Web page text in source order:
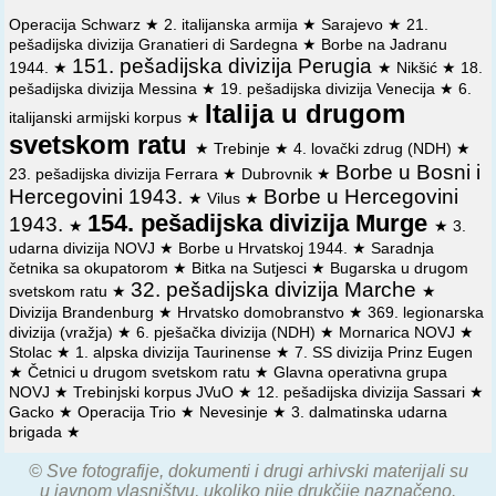
Operacija Schwarz ★ 2. italijanska armija ★Sarajevo ★ 21.
pešadijska divizija Granatieri di Sardegna ★ Borbe na Jadranu
1944. ★ 151. pešadijska divizija Perugia ★ Nikšić ★ 18.
pešadijska divizija Messina ★ 19. pešadijska divizija Venecija ★6.
italijanski armijski korpus ★ Italija u drugom
svetskom ratu
★Trebinje ★4. lovački zdrug (NDH) ★
23. pešadijska divizija Ferrara ★ Dubrovnik ★ Borbe u Bosni i
Hercegovini 1943. ★Vilus ★ Borbe u Hercegovini
1943. ★ 154. pešadijska divizija Murge ★3.
udarna divizija NOVJ ★ Borbe u Hrvatskoj 1944. ★Saradnja
četnika sa okupatorom ★ Bitka na Sutjesci ★ Bugarska u drugom
svetskom ratu ★32. pešadijska divizija Marche ★
Divizija Brandenburg ★ Hrvatsko domobranstvo ★369. legionarska
divizija (vražja) ★6. pješačka divizija (NDH) ★ Mornarica NOVJ ★
Stolac ★ 1. alpska divizija Taurinense ★7. SS divizija Prinz Eugen
★Četnici u drugom svetskom ratu ★Glavna operativna grupa
NOVJ ★Trebinjski korpus JVuO ★ 12. pešadijska divizija Sassari ★
Gacko ★Operacija Trio ★ Nevesinje ★3. dalmatinska udarna
brigada ★
© Sve fotografije, dokumenti i drugi arhivski materijali su
u javnom vlasništvu, ukoliko nije drukčije naznačeno.